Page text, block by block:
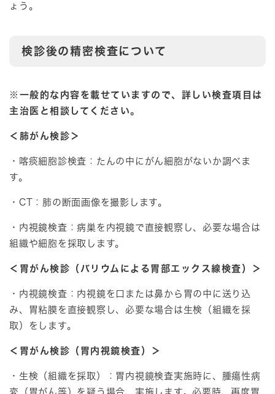
ょう。
検診後の精密検査について
※一般的な内容を載せていますので、詳しい検査項目は
主治医と相談してください。
＜肺がん検診＞
・喀痰細胞診検査：たんの中にがん細胞がないか調べま
す。
・CT：肺の断面画像を撮影します。
・内視鏡検査：病巣を内視鏡で直接観察し、必要な場合は
組織や細胞を採取します。
＜胃がん検診（バリウムによる胃部エックス線検査）＞
・内視鏡検査：内視鏡を口または鼻から胃の中に送り込
み、胃粘膜を直接観察し、必要な場合は生検（組織を採
取）をします。
＜胃がん検診（胃内視鏡検査）＞
・生検（組織を採取）：胃内視鏡検査実施時に、腫瘍性病
変（胃がん等）を疑う場合、実施します。必要時、再度胃